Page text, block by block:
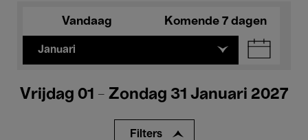
Vandaag Komende 7 dagen
Januari
Vrijdag 01 - Zondag 31 Januari 2027
Filters